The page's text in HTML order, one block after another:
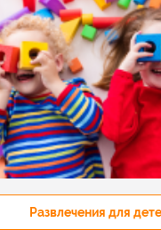
Развлечения для